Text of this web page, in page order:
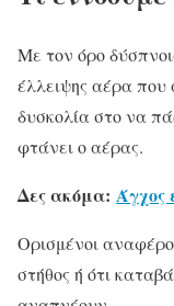
Με τον όρο
έλλειψης αέρα που
δυσκολία στο να
φτάνει ο αέρας.
Δες ακόμα: Άγχος
Ορισμένοι
στήθος ή ότι